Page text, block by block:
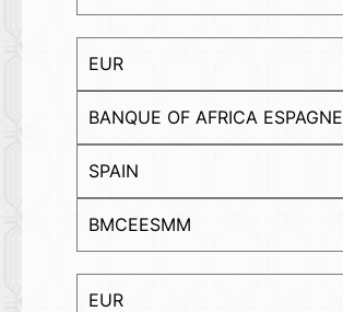
EUR
BANQUE OF AFRICA ESPAGNE
SPAIN
BMCEESMM
EUR